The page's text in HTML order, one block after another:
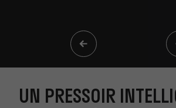
UN PRESSOIR